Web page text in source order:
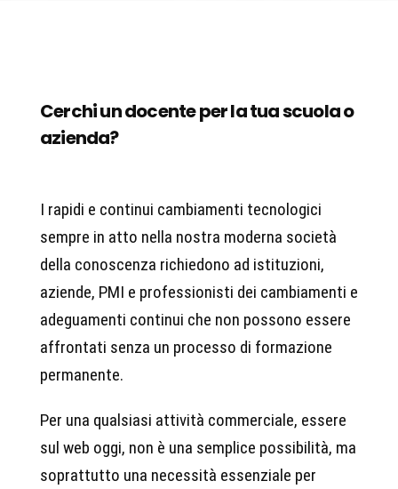
Cerchi un docente per la tua scuola o
azienda?
I rapidi e continui cambiamenti tecnologici
sempre in atto nella nostra moderna società
della conoscenza richiedono ad istituzioni,
aziende, PMI e professionisti dei cambiamenti e
adeguamenti continui che non possono essere
affrontati senza un processo di formazione
permanente.
Per una qualsiasi attività commerciale, essere
sul web oggi, non è una semplice possibilità, ma
soprattutto una necessità essenziale per